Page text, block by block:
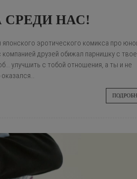
НАС!
японского эротического комикса про
компанией друзей обижал парнишку с
улучшить с тобой отношения, а ты и не